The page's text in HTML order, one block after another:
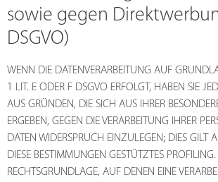
sowie gegen
DSGVO)
WENN DIE DATENVERARBEITUNG AUF
1 LIT. E ODER F DSGVO ERFOLGT, HABEN SIE
AUS GRÜNDEN, DIE SICH AUS IHRER
ERGEBEN, GEGEN DIE VERARBEITUNG IHRER
DATEN WIDERSPRUCH EINZULEGEN; DIES GILT
DIESE BESTIMMUNGEN GESTÜTZTES
RECHTSGRUNDLAGE, AUF DENEN EINE